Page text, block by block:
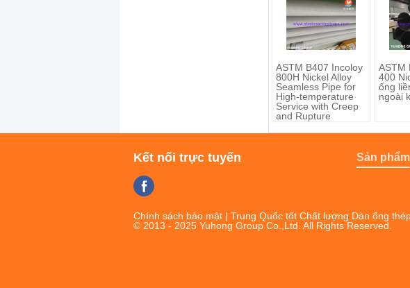
ASTM B407 Incoloy
800H Nickel Alloy
Seamless Pipe for
High-temperature
Service with Creep
and Rupture
ASTM
400
ống
ngoài
Kết nối trực tuyến
Sản phẩm
Chính sách bảo mật | Trung Quốc tốt Chất lượng Dàn ống
© 2013 - 2025 Yuhong Group Co.,Ltd. All Rights Reserved.